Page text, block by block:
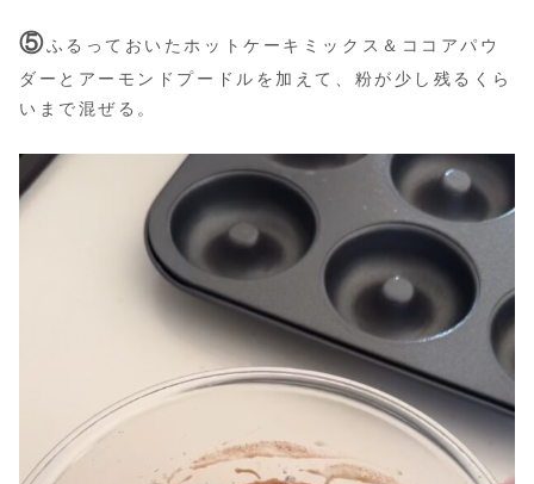
⑤ふるっておいたホットケーキミックス＆ココアパウ
ダーとアーモンドプードルを加えて、粉が少し残るくら
いまで混ぜる。